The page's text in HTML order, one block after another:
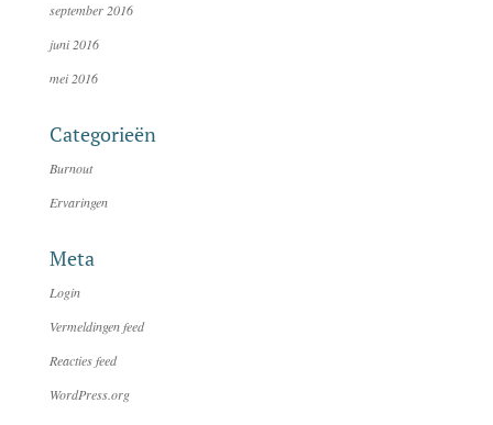
september 2016
juni 2016
mei 2016
Categorieën
Burnout
Ervaringen
Meta
Login
Vermeldingen feed
Reacties feed
WordPress.org